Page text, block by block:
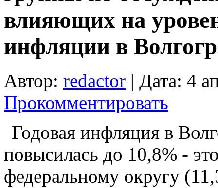
влияющих на
инфляции в
Автор: redactor | Дата: 4
Прокомментировать
Годовая инфляция в
повысилась до 10,8% ‑
федеральному округу